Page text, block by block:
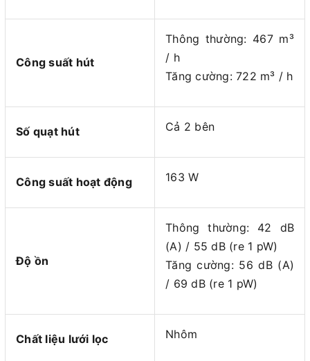
Công suất hút
Thông thường: 467 m³
/ h
Tăng cường: 722 m³ / h
Số quạt hút Cả 2 bên
Công suất hoạt động 163 W
Độ ồn
Thông thường: 42 dB
(A) / 55 dB (re 1 pW)
Tăng cường: 56 dB (A)
/ 69 dB (re 1 pW)
Chất liệu lưới lọc Nhôm